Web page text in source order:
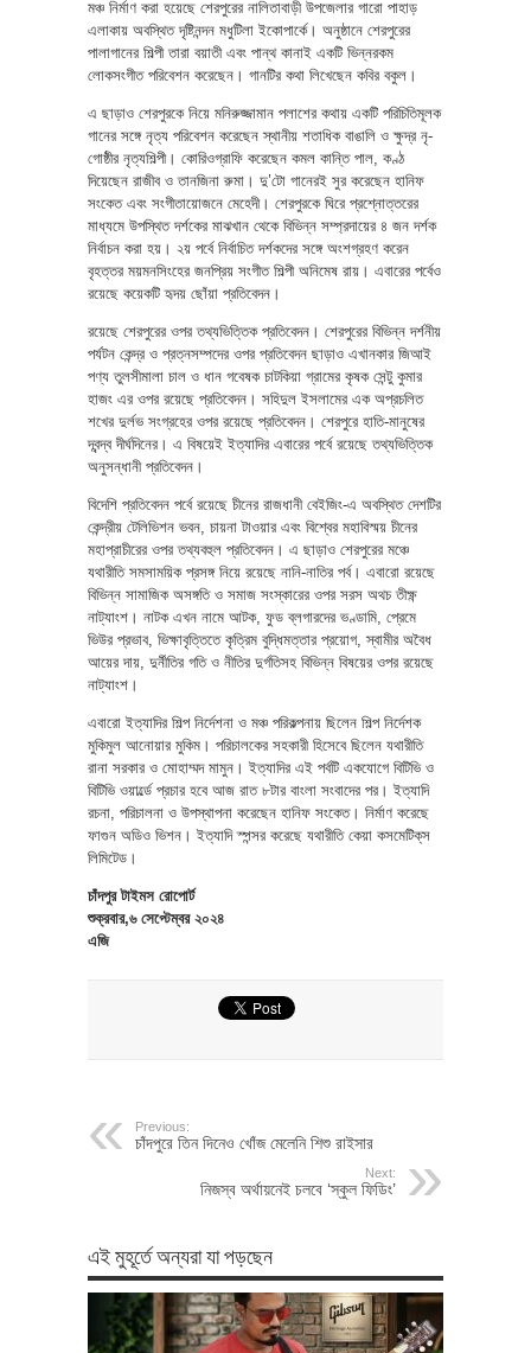
মঞ্চ নির্মাণ করা হয়েছে শেরপুরের নালিতাবাড়ী উপজেলার গারো পাহাড়
এলাকায় অবস্থিত দৃষ্টিনন্দন মধুটিলা ইকোপার্কে। অনুষ্ঠানে শেরপুরের
পালাগানের শিল্পী তারা বয়াতী এবং পান্থ কানাই একটি ভিন্নরকম
লোকসংগীত পরিবেশন করেছেন। গানটির কথা লিখেছেন কবির বকুল।
এ ছাড়াও শেরপুরকে নিয়ে মনিরুজ্জামান পলাশের কথায় একটি পরিচিতিমূলক
গানের সঙ্গে নৃত্য পরিবেশন করেছেন স্থানীয় শতাধিক বাঙালি ও ক্ষুদ্র নৃ-
গোষ্ঠীর নৃত্যশিল্পী। কোরিওগ্রাফি করেছেন কমল কান্তি পাল, কণ্ঠ
দিয়েছেন রাজীব ও তানজিনা রুমা। দু’টো গানেরই সুর করেছেন হানিফ
সংকেত এবং সংগীতায়োজনে মেহেদী। শেরপুরকে ঘিরে প্রশ্নোত্তরের
মাধ্যমে উপস্থিত দর্শকের মাঝখান থেকে বিভিন্ন সম্প্রদায়ের ৪ জন দর্শক
নির্বাচন করা হয়। ২য় পর্বে নির্বাচিত দর্শকদের সঙ্গে অংশগ্রহণ করেন
বৃহত্তর ময়মনসিংহের জনপ্রিয় সংগীত শিল্পী অনিমেষ রায়। এবারের পর্বেও
রয়েছে কয়েকটি হৃদয় ছোঁয়া প্রতিবেদন।
রয়েছে শেরপুরের ওপর তথ্যভিত্তিক প্রতিবেদন। শেরপুরের বিভিন্ন দর্শনীয়
পর্যটন কেন্দ্র ও প্রত্নসম্পদের ওপর প্রতিবেদন ছাড়াও এখানকার জিআই
পণ্য তুলসীমালা চাল ও ধান গবেষক চাটকিয়া গ্রামের কৃষক সেন্টু কুমার
হাজং এর ওপর রয়েছে প্রতিবেদন। সহিদুল ইসলামের এক অপ্রচলিত
শখের দুর্লভ সংগ্রহের ওপর রয়েছে প্রতিবেদন। শেরপুরে হাতি-মানুষের
দ্বন্দ্ব দীর্ঘদিনের। এ বিষয়েই ইত্যাদির এবারের পর্বে রয়েছে তথ্যভিত্তিক
অনুসন্ধানী প্রতিবেদন।
বিদেশি প্রতিবেদন পর্বে রয়েছে চীনের রাজধানী বেইজিং-এ অবস্থিত দেশটির
কেন্দ্রীয় টেলিভিশন ভবন, চায়না টাওয়ার এবং বিশ্বের মহাবিস্ময় চীনের
মহাপ্রাচীরের ওপর তথ্যবহুল প্রতিবেদন। এ ছাড়াও শেরপুরের মঞ্চে
যথারীতি সমসাময়িক প্রসঙ্গ নিয়ে রয়েছে নানি-নাতির পর্ব। এবারো রয়েছে
বিভিন্ন সামাজিক অসঙ্গতি ও সমাজ সংস্কারের ওপর সরস অথচ তীক্ষ্ণ
নাট্যাংশ। নাটক এখন নামে আটক, ফুড ব্লগারদের ভণ্ডামি, প্রেমে
ভিউর প্রভাব, ভিক্ষাবৃত্তিতে কৃত্রিম বুদ্ধিমত্তার প্রয়োগ, স্বামীর অবৈধ
আয়ের দায়, দুর্নীতির গতি ও নীতির দুর্গতিসহ বিভিন্ন বিষয়ের ওপর রয়েছে
নাট্যাংশ।
এবারো ইত্যাদির শিল্প নির্দেশনা ও মঞ্চ পরিকল্পনায় ছিলেন শিল্প নির্দেশক
মুকিমুল আনোয়ার মুকিম। পরিচালকের সহকারী হিসেবে ছিলেন যথারীতি
রানা সরকার ও মোহাম্মদ মামুন। ইত্যাদির এই পর্বটি একযোগে বিটিভি ও
বিটিভি ওয়ার্ল্ডে প্রচার হবে আজ রাত ৮টার বাংলা সংবাদের পর। ইত্যাদি
রচনা, পরিচালনা ও উপস্থাপনা করেছেন হানিফ সংকেত। নির্মাণ করেছে
ফাগুন অডিও ভিশন। ইত্যাদি স্পন্সর করেছে যথারীতি কেয়া কসমেটিক্‌স
লিমিটেড।
চাঁদপুর টাইমস রোপোর্ট
শুক্রবার,৬ সেপ্টেম্বর ২০২৪
এজি
Previous:
চাঁদপুরে তিন দিনেও খোঁজ মেলেনি শিশু রাইসার
Next:
নিজস্ব অর্থায়নেই চলবে ‘স্কুল ফিডিং’
এই মুহূর্তে অন্যরা যা পড়ছেন